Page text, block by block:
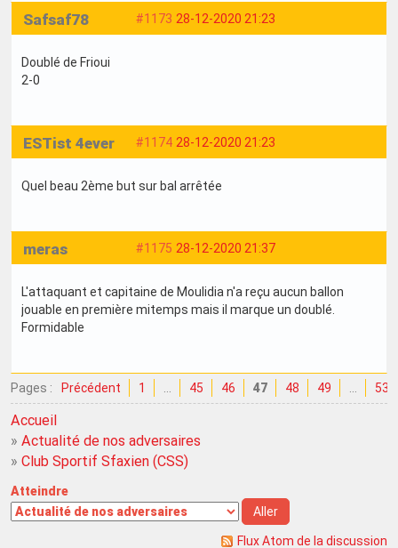
#1173 28-12-2020 21:23
Safsaf78
Doublé de Frioui
2-0
#1174 28-12-2020 21:23
ESTist 4ever
Quel beau 2ème but sur bal arrêtée
#1175 28-12-2020 21:37
meras
L'attaquant et capitaine de Moulidia n'a reçu aucun ballon
jouable en première mitemps mais il marque un doublé.
Formidable
Pages : Précédent 1 … 45 46 47 48 49 … 53
Accueil
» Actualité de nos adversaires
» Club Sportif Sfaxien (CSS)
Atteindre
Flux Atom de la discussion